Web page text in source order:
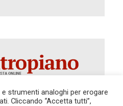
strumenti analoghi per erogare
Cliccando “Accetta tutti”,